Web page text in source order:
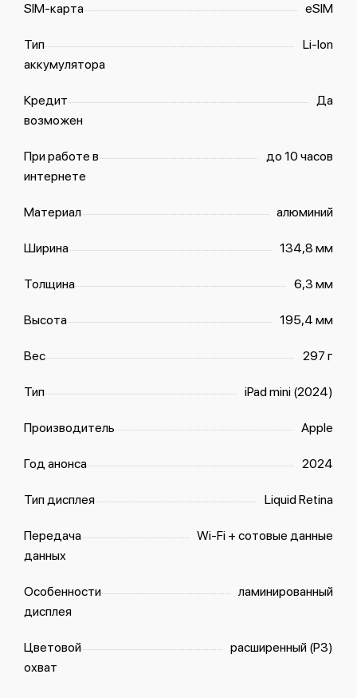
SIM-карта eSIM
Тип
аккумулятора
Li-Ion
Кредит
возможен
Да
При работе в
интернете
до 10 часов
Материал алюминий
Ширина 134,8 мм
Толщина 6,3 мм
Высота 195,4 мм
Вес 297 г
Тип iPad mini (2024)
Производитель Apple
Год анонса 2024
Тип дисплея Liquid Retina
Передача
данных
Wi-Fi + сотовые данные
Особенности
дисплея
ламинированный
Цветовой
охват
расширенный (P3)